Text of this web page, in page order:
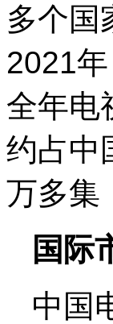
多个国
2021
全年电
约占中
万多集
国际
中国